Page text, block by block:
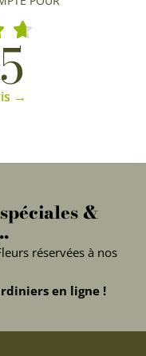
→
&
réservées à nos
en ligne !